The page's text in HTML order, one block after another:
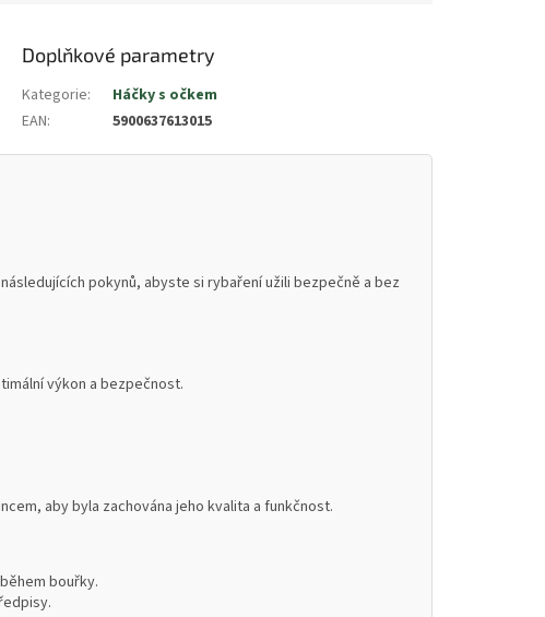
Doplňkové parametry
Kategorie:
Háčky s očkem
EAN: 5900637613015
pokynů, abyste si rybaření užili bezpečně a bez
výkon a bezpečnost.
aby byla zachována jeho kvalita a funkčnost.
bouřky.